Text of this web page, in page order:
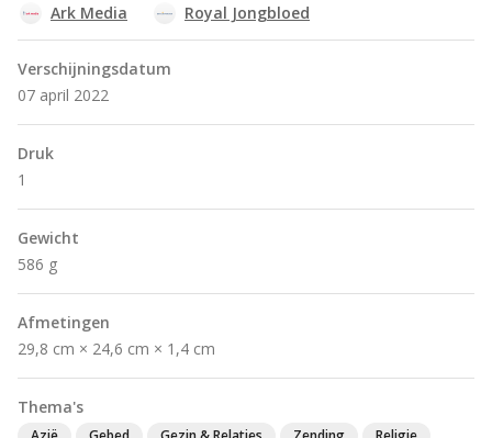
Ark Media
Royal Jongbloed
Verschijningsdatum
07 april 2022
Druk
1
Gewicht
586 g
Afmetingen
29,8 cm × 24,6 cm × 1,4 cm
Thema's